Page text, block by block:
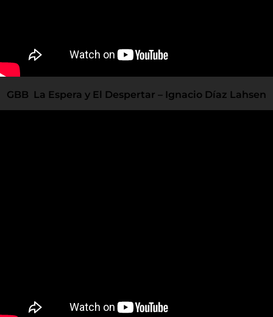
GBB La Espera y El Despertar – Ignacio Díaz Lahsen